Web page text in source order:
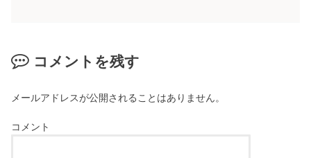
コメントを残す
メールアドレスが公開されることはありません。
コメント